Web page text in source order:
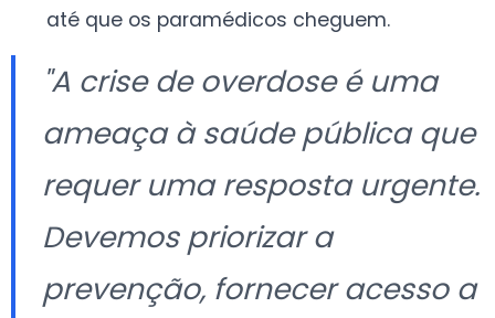
até que os paramédicos cheguem.
"A crise de overdose é uma
ameaça à saúde pública que
requer uma resposta urgente.
Devemos priorizar a
prevenção, fornecer acesso a